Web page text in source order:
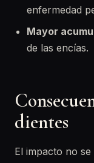
enfermedad
Mayor
de las encías.
dientes
El impacto no